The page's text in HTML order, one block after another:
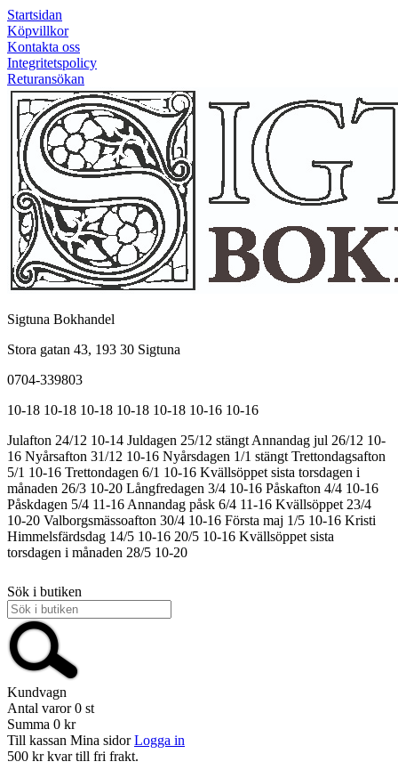
Startsidan
Köpvillkor
Kontakta oss
Integritetspolicy
Returansökan
Sigtuna Bokhandel
Stora gatan 43, 193 30 Sigtuna
0704-339803
10-18 10-18 10-18 10-18 10-18 10-16 10-16
Julafton 24/12 10-14 Juldagen 25/12 stängt Annandag jul 26/12 10-
16 Nyårsafton 31/12 10-16 Nyårsdagen 1/1 stängt Trettondagsafton
5/1 10-16 Trettondagen 6/1 10-16 Kvällsöppet sista torsdagen i
månaden 26/3 10-20 Långfredagen 3/4 10-16 Påskafton 4/4 10-16
Påskdagen 5/4 11-16 Annandag påsk 6/4 11-16 Kvällsöppet 23/4
10-20 Valborgsmässoafton 30/4 10-16 Första maj 1/5 10-16 Kristi
Himmelsfärdsdag 14/5 10-16 20/5 10-16 Kvällsöppet sista
torsdagen i månaden 28/5 10-20
Sök i butiken
Kundvagn
Antal varor 0 st
Summa 0 kr
Till kassan Mina sidor Logga in
500 kr kvar till fri frakt.